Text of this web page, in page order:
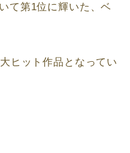
て第1位に輝いた、ベ
ヒット作品となってい